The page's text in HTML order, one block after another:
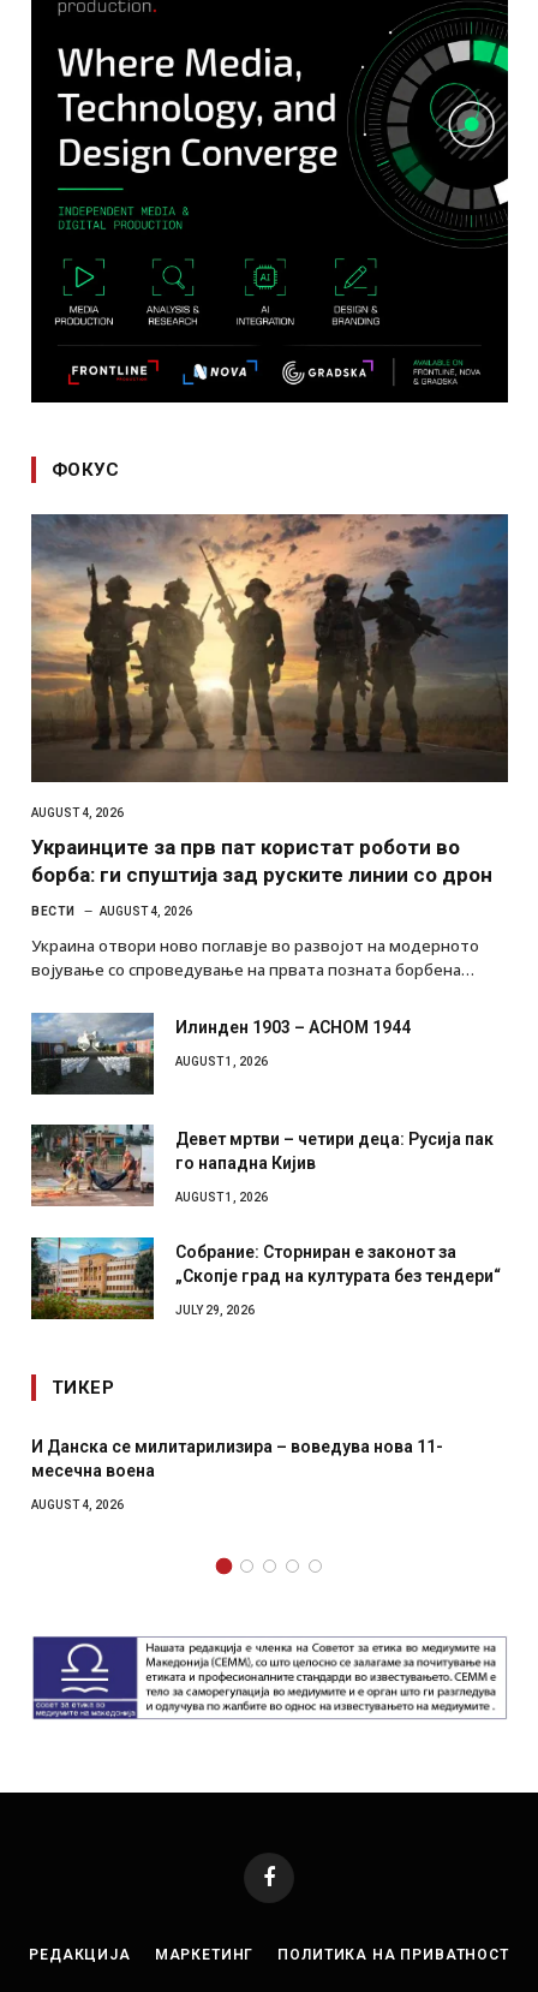
ФОКУС
AUGUST 4, 2026
Украинците за прв пат користат роботи во
борба: ги спуштија зад руските линии со дрон
ВЕСТИ AUGUST 4, 2026
Украина отвори ново поглавје во развојот на модерното
војување со спроведување на првата позната борбена…
Илинден 1903 – АСНОМ 1944
AUGUST 1, 2026
Девет мртви – четири деца: Русија пак
го нападна Кијив
AUGUST 1, 2026
Собрание: Сторниран е законот за
„Скопје град на културата без тендери“
JULY 29, 2026
ТИКЕР
И Данска се милитарилизира – воведува нова 11-
месечна воена
AUGUST 4, 2026
Facebook
РЕДАКЦИЈА МАРКЕТИНГ ПОЛИТИКА НА ПРИВАТНОСТ